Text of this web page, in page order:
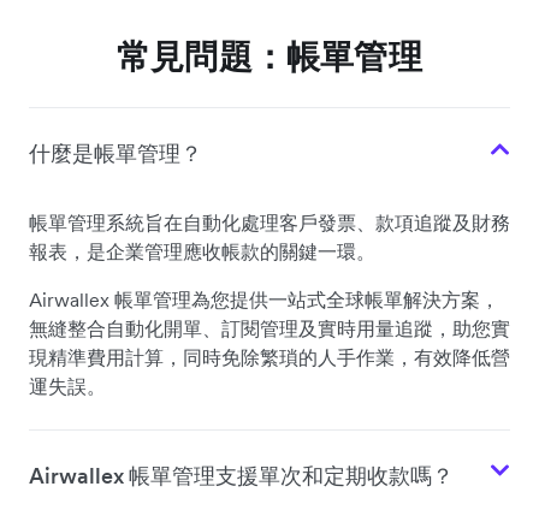
常見問題：帳單管理
什麼是帳單管理？
帳單管理系統旨在自動化處理客戶發票、款項追蹤及財務
報表，是企業管理應收帳款的關鍵一環。
Airwallex 帳單管理為您提供一站式全球帳單解決方案，
無縫整合自動化開單、訂閱管理及實時用量追蹤，助您實
現精準費用計算，同時免除繁瑣的人手作業，有效降低營
運失誤。
Airwallex 帳單管理支援單次和定期收款嗎？